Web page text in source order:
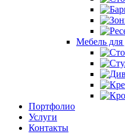
Мебель для
Портфолио
Услуги
Контакты